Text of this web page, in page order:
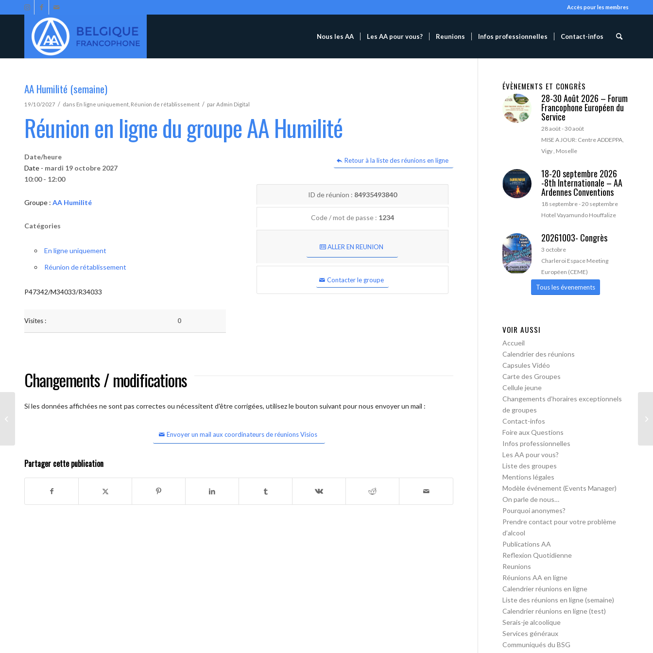
Accès pour les membres
Nous les AA Les AA pour vous? Reunions Infos professionnelles Contact-infos
AA Humilité (semaine)
19/10/2027 / dans En ligne uniquement Réunion de rétablissement / parAdmin Digital
Réunion en ligne du groupe AA Humilité
Retour à la liste des réunions en ligne
Date/heure
Date - mardi 19 octobre 2027
10:00 - 12:00
Groupe : AA Humilité
Catégories
En ligne uniquement
Réunion de rétablissement
P47342/M34033/R34033
Visites : 0
ID de réunion : 84935493840
Code / mot de passe : 1234
ALLER EN REUNION
Contacter le groupe
Changements / modifications
Si les données affichées ne sont pas correctes ou nécessitent d'être corrigées, utilisez le bouton suivant pour nous envoyer un mail :
Envoyer un mail aux coordinateurs de réunions Visios
Partager cette publication
ÉVÈNEMENTS ET CONGRÈS
28-30 Août 2026 – Forum
Francophone Européen du
Service
28 août-30 août
MISE A JOUR: Centre ADDEPPA,
Vigy , Moselle
18-20 septembre 2026
-8th Internationale – AA
Ardennes Conventions
18 septembre-20 septembre
Hotel Vayamundo Houffalize
20261003- Congrès
3 octobre
Charleroi Espace Meeting
Européen (CEME)
Tous les évenements
VOIR AUSSI
Accueil
Calendrier des réunions
Capsules Vidéo
Carte des Groupes
Cellule jeune
Changements d’horaires exceptionnels
de groupes
Contact-infos
Foire aux Questions
Infos professionnelles
Les AA pour vous?
Liste des groupes
Mentions légales
Modèle événement (Events Manager)
On parle de nous…
Pourquoi anonymes?
Prendre contact pour votre problème
d’alcool
Publications AA
Reflexion Quotidienne
Reunions
Réunions AA en ligne
Calendrier réunions en ligne
Liste des réunions en ligne (semaine)
Calendrier réunions en ligne (test)
Serais-je alcoolique
Services généraux
Communiqués du BSG